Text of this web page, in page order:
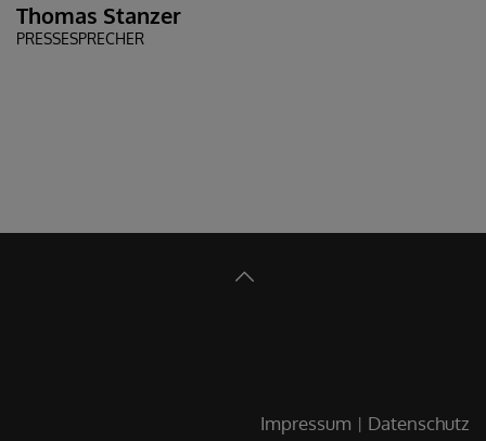
Thomas Stanzer
PRESSESPRECHER
Impressum Datenschutz